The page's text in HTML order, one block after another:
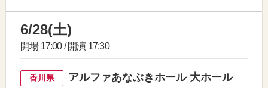
6/28(土)
開場 17:00 / 開演 17:30
香川県
アルファあなぶきホール 大ホール